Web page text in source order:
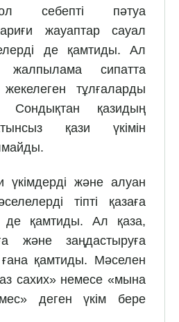
себепті пәтуа
жауаптар сауал
де қамтиды. Ал
жалпылама сипатта
тұлғаларды
Сондықтан қазидың
қази үкімін
үкімдерді және алуан
тіпті қазаға
де қамтиды. Ал қаза,
және заңдастыруға
ғана қамтиды. Мәселен
сахих» немесе «мына
деген үкім бере